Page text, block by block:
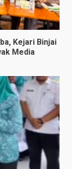
Kejari Binjai
Media